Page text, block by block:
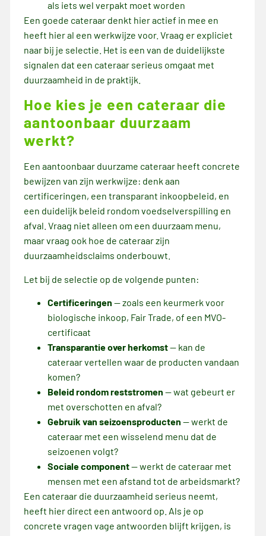
als iets wel verpakt moet worden
Een goede cateraar denkt hier actief in mee en
heeft hier al een werkwijze voor. Vraag er expliciet
naar bij je selectie. Het is een van de duidelijkste
signalen dat een cateraar serieus omgaat met
duurzaamheid in de praktijk.
Hoe kies je een cateraar die
aantoonbaar duurzaam
werkt?
Een aantoonbaar duurzame cateraar heeft concrete
bewijzen van zijn werkwijze: denk aan
certificeringen, een transparant inkoopbeleid, en
een duidelijk beleid rondom voedselverspilling en
afval. Vraag niet alleen om een duurzaam menu,
maar vraag ook hoe de cateraar zijn
duurzaamheidsclaims onderbouwt.
Let bij de selectie op de volgende punten:
Certificeringen — zoals een keurmerk voor
biologische inkoop, Fair Trade, of een MVO-
certificaat
Transparantie over herkomst— kan de
cateraar vertellen waar de producten vandaan
komen?
Beleid rondom reststromen — wat gebeurt er
met overschotten en afval?
Gebruik van seizoensproducten — werkt de
cateraar met een wisselend menu dat de
seizoenen volgt?
Sociale component— werkt de cateraar met
mensen met een afstand tot de arbeidsmarkt?
Een cateraar die duurzaamheid serieus neemt,
heeft hier direct een antwoord op. Als je op
concrete vragen vage antwoorden blijft krijgen, is